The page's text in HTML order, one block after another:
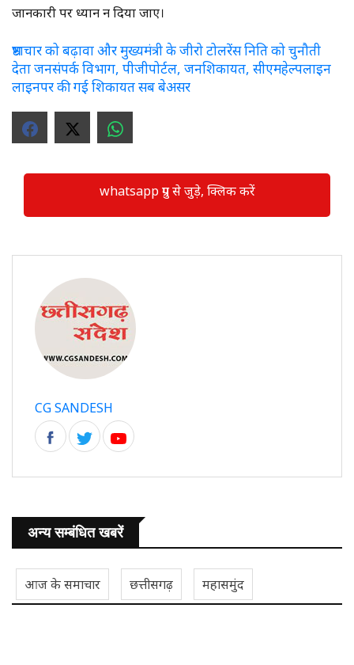
जानकारी पर ध्यान न दिया जाए।
भ्रष्टाचार को बढ़ावा और मुख्यमंत्री के जीरो टोलरेंस निति को चुनौती
देता जनसंपर्क विभाग, पीजीपोर्टल, जनशिकायत, सीएमहेल्पलाइन
लाइनपर की गई शिकायत सब बेअसर
whatsapp ग्रुप से जुड़े, क्लिक करें
CG SANDESH
अन्य सम्बंधित खबरें
आज के समाचार छत्तीसगढ़ महासमुंद